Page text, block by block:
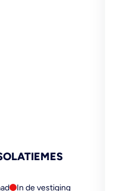
In de vestiging